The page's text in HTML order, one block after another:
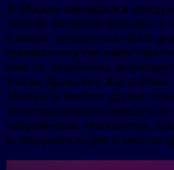
В Москве завершился
Summit, который проходил в
Саммит запомнился своей
приняли участие
власти, дизайнеры,
Китая, Бразилии, Коста-
Мальты и многих других
инвестиционную
современные технологии,
культурным кодам и многое